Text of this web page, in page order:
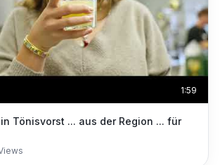
1:59
Tönisvorst ... aus der Region ... für